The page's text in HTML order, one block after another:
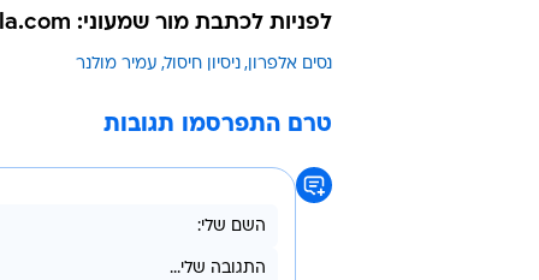
לפניות לכתבת מור שמעוני: mor.shimony@walla.com
נסים אלפרון ניסיון חיסול עמיר מולנר
טרם התפרסמו תגובות